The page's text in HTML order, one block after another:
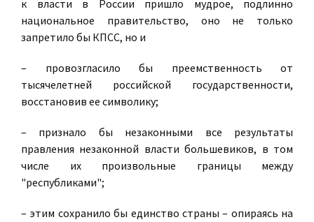
к власти в России пришло мудрое, подлинно
национальное правительство, оно не только
запретило бы КПСС, но и
– провозгласило бы преемственность от
тысячелетней российской государственности,
восстановив ее символику;
– признало бы незаконными все результаты
правления незаконной власти большевиков, в том
числе их произвольные границы между
"республиками";
– этим сохранило бы единство страны – опираясь на